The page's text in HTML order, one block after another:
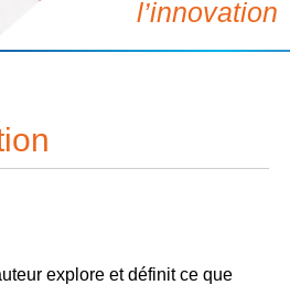
l’innovation
explore et définit ce que